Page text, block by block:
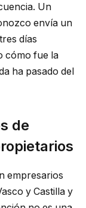
Un
envía un
días
cómo fue la
ha pasado del
de
empresarios
y Castilla y